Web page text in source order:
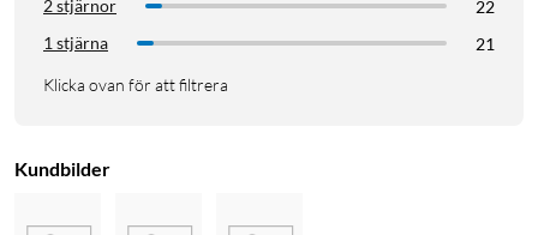
2 stjärnor
22
1 stjärna
21
Klicka ovan för att filtrera
Kundbilder